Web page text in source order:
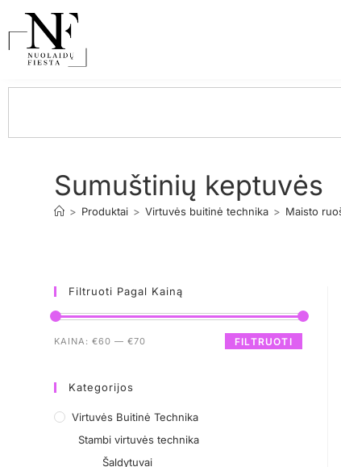
Sumuštinių keptuvės
> Produktai > Virtuvės buitinė technika > Maisto
Filtruoti Pagal Kainą
FILTRUOTI
KAINA:€60 —€70
Kategorijos
Virtuvės Buitinė Technika
Stambi virtuvės technika
Šaldytuvai